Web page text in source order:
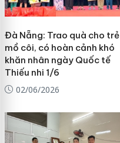
Đà Nẵng: Trao quà cho trẻ
mồ côi, có hoàn cảnh khó
khăn nhân ngày Quốc tế
Thiếu nhi 1/6
02/06/2026